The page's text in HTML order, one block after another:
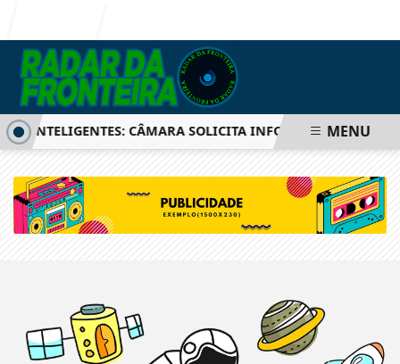
INTELIGENTES: CÂMARA SOLICITA INFORMAÇÕES SOBRE
MENU